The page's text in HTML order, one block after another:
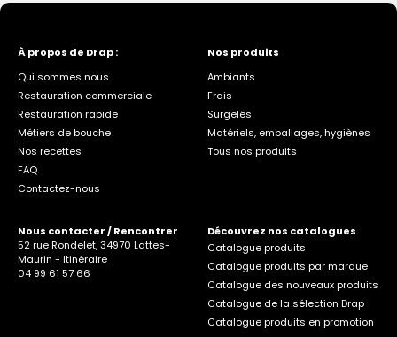
À propos de Drap :
Qui sommes nous
Restauration commerciale
Restauration rapide
Métiers de bouche
Nos recettes
FAQ
Contactez-nous
Nos produits
Ambiants
Frais
Surgelés
Matériels, emballages, hygiènes
Tous nos produits
Nous contacter / Rencontrer
52 rue Rondelet, 34970 Lattes-
Maurin - Itinéraire
04 99 61 57 66
Découvrez nos catalogues
Catalogue produits
Catalogue produits par marque
Catalogue des nouveaux produits
Catalogue de la sélection Drap
Catalogue produits en promotion